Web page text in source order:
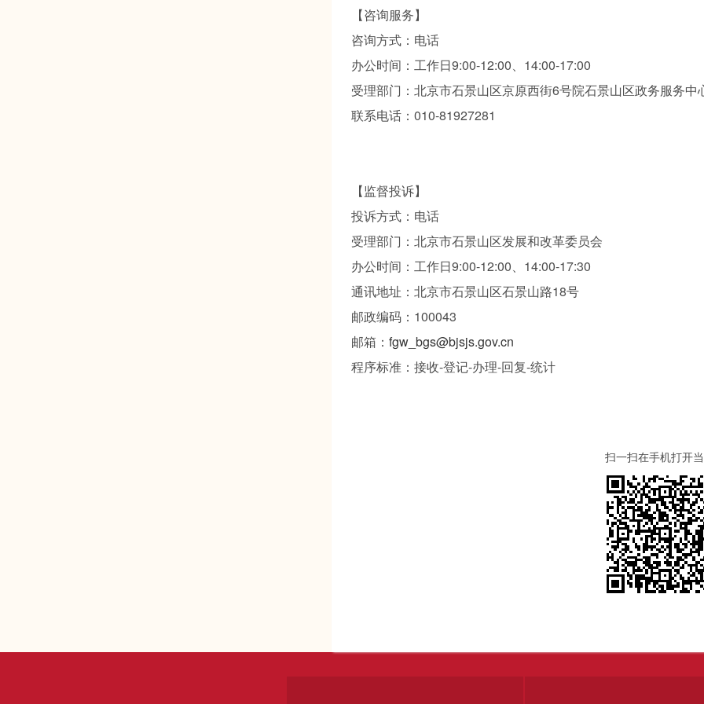
【咨询服务】
咨询方式：电话
办公时间：工作日9:00-12:00、14:00-17:00
受理部门：北京市石景山区京原西街6号院石景山区政务服务中
联系电话：010-81927281
【监督投诉】
投诉方式：电话
受理部门：北京市石景山区发展和改革委员会
办公时间：工作日9:00-12:00、14:00-17:30
通讯地址：北京市石景山区石景山路18号
邮政编码：100043
邮箱： fgw_bgs@bjsjs.gov.cn
程序标准：接收-登记-办理-回复-统计
扫一扫在手机打开